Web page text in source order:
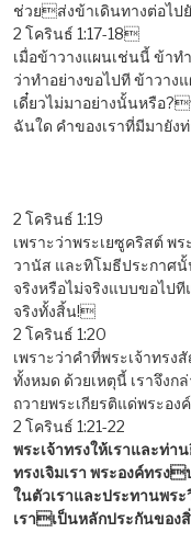
ช่วยส่งข้าเดินทางต่อไป
2 โครินธ์ 1:17-18
เมื่อข้าวางแผนเช่นนี้ ข้าท
ว่าทำอย่างขอไปที ข้าวาง
เดี๋ยวไม่มาอย่างนั้นหรือ
ฉันใด คำของเราที่มีมายั
2 โครินธ์ 1:19
เพราะว่าพระเยซูคริสต์ พ
วานัส และทิโมธีประกาศนั้
จริงหรือไม่จริงแบบขอไป
จริงทั้งสิ้น!
2 โครินธ์ 1:20
เพราะว่าคำที่พระเจ้าทรง
ทั้งหมด ด้วยเหตุนี้ เราจึงก
ถวายพระเกียรติแด่พระองค์
2 โครินธ์ 1:21-22
พระเจ้าทรงให้เราและท่
ทรงเจิมเรา พระองค์ทรง
ในตัวเราและประทานพ
เราเป็นหลักประกันของ